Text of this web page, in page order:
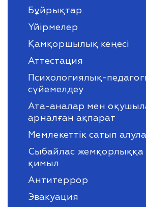
Бұйрықтар
Үйірмелер
Қамқоршылық кеңесі
Аттестация
Психологиялық-
сүйемелдеу
Ата-аналар мен
арналған ақпарат
Мемлекеттік сатып
Сыбайлас жемқорлыққа
қимыл
Антитеррор
Эвакуация